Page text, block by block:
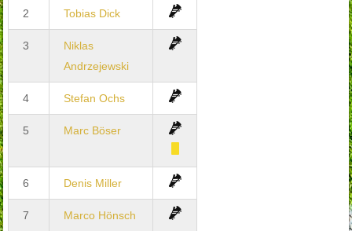
2 Tobias Dick
3
Niklas
Andrzejewski
4 Stefan Ochs
5 Marc Böser
6 Denis Miller
7 Marco Hönsch